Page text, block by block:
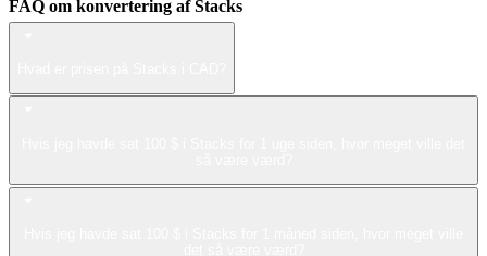
FAQ om konvertering af Stacks